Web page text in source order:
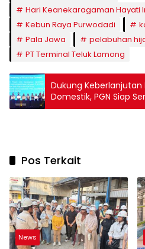
Hari Keanekaragaman Hayati
Kebun Raya Purwodadi
Pala Jawa
pelabuhan
PT Terminal Teluk Lamong
Dukung Keberlanjutan
Domestik, PGN Siap
Proyek Abadi LNG Blok
Pos Terkait
News